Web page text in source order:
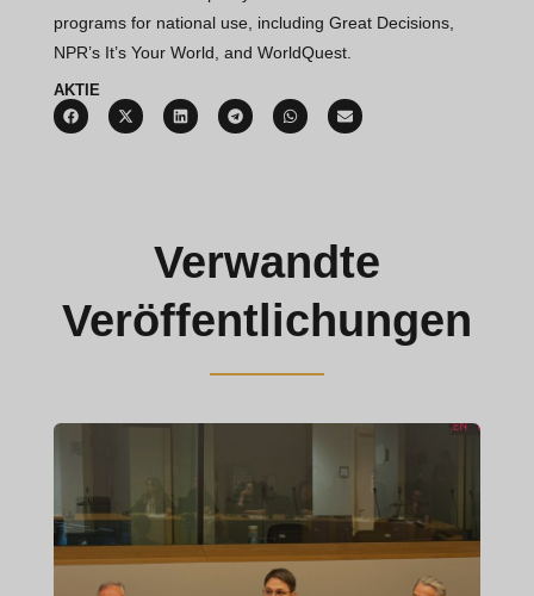
programs for national use, including Great Decisions,
NPR’s It’s Your World, and WorldQuest.
AKTIE
Verwandte
Veröffentlichungen